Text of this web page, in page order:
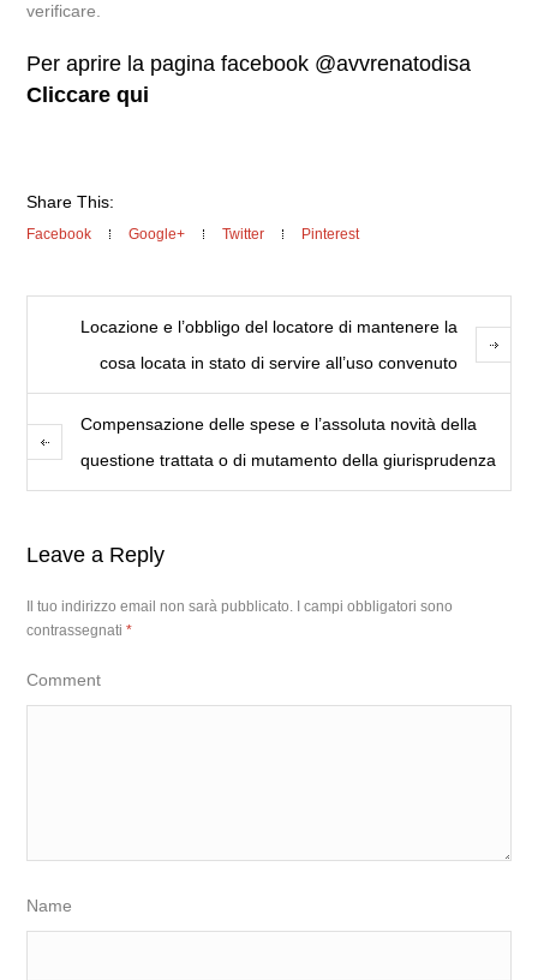
verificare.
Per aprire la pagina facebook @avvrenatodisa
Cliccare qui
Share This:
Facebook Google+ Twitter Pinterest
Locazione e l’obbligo del locatore di mantenere la
cosa locata in stato di servire all’uso convenuto
Compensazione delle spese e l’assoluta novità della
questione trattata o di mutamento della giurisprudenza
Leave a Reply
Il tuo indirizzo email non sarà pubblicato.
I campi obbligatori sono
contrassegnati*
Comment
Name